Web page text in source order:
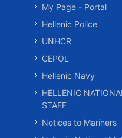
My Page - Portal
Hellenic Police
UNHCR
CEPOL
Hellenic Navy
HELLENIC
STAFF
Notices to Mariners